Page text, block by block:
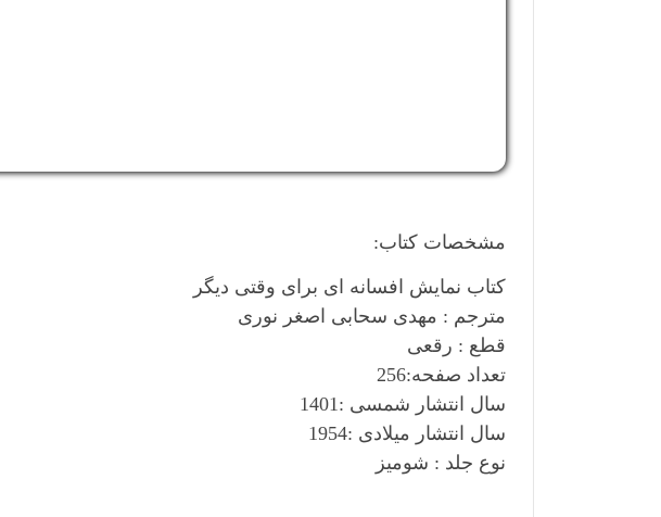
مشخصات کتاب:
کتاب نمایش افسانه ای برای وقتی دیگر
مترجم : مهدی سحابی اصغر نوری
قطع : رقعی
تعداد صفحه:256
سال انتشار شمسی :1401
سال انتشار میلادی :1954
نوع جلد : شومیز